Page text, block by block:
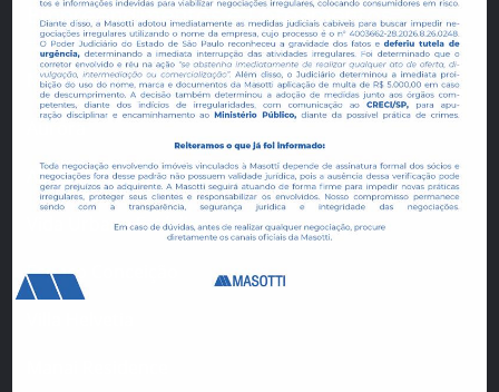
Empreendimentos e Loteamentos
Manai Bosque
Aurora
Allegro Residencial
Vida Urbana Estúdios
Espaço Conceição